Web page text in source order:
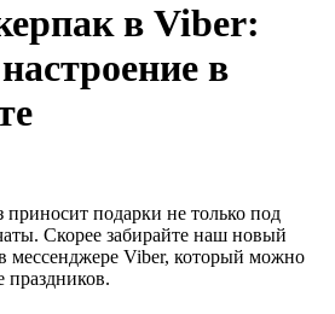
в Viber:
в
подарки не только под
Скорее забирайте наш новый
мессенджере Viber, который можно
праздников.